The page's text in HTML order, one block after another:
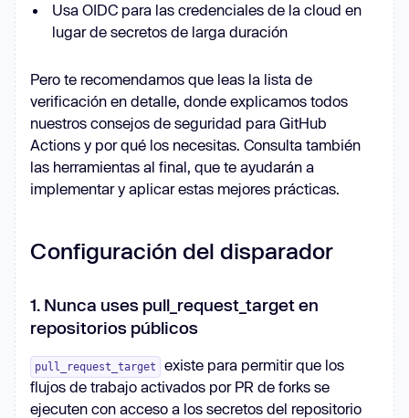
Usa OIDC para las credenciales de la cloud en
lugar de secretos de larga duración
Pero te recomendamos que leas la lista de
verificación en detalle, donde explicamos todos
nuestros consejos de seguridad para GitHub
Actions y por qué los necesitas. Consulta también
las herramientas al final, que te ayudarán a
implementar y aplicar estas mejores prácticas.
Configuración del disparador
1. Nunca uses pull_request_target en
repositorios públicos
pull_request_target
existe para permitir que los
flujos de trabajo activados por PR de forks se
ejecuten con acceso a los secretos del repositorio